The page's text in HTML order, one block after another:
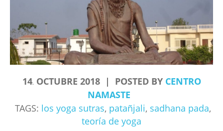
14. OCTUBRE 2018 POSTED BY CENTRO
NAMASTE
TAGS: los yoga sutras, patañjali, sadhana pada,
teoría de yoga